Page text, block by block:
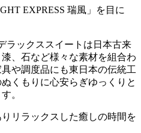
EXPRESS 瑞風」を目に
ラックススイートは日本古来
、石など様々な素材を組合わ
や調度品にも東日本の伝統工
くもりに心安らぎゆっくりと
。
リラックスした癒しの時間を